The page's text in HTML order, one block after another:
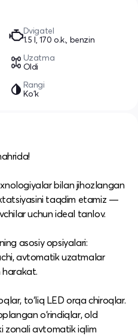
Dvigatel
1.5 l, 170 o.k., benzin
Uzatma
Oldi
Rangi
Ko'k
bilan jihozlangan
taqdim etamiz —
uchun ideal tanlov.​
asosiy opsiyalari:
avtomatik uzatmalar
harakat.​
to‘liq LED orqa chiroqlar.​
o‘rindiqlar, old
zonali avtomatik iqlim